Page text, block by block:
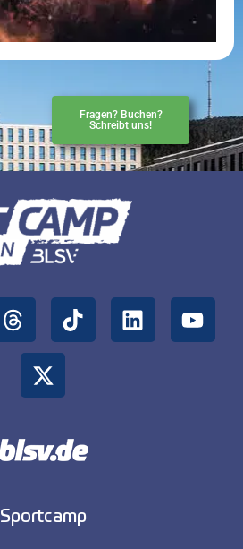
Fragen? Buchen?
Schreibt uns!
Sportcamp